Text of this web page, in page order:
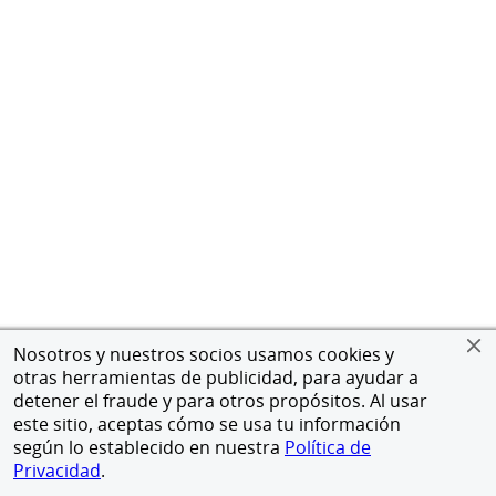
Nosotros y nuestros socios usamos cookies y
otras herramientas de publicidad, para ayudar a
detener el fraude y para otros propósitos. Al usar
este sitio, aceptas cómo se usa tu información
según lo establecido en nuestra Política de
Privacidad.